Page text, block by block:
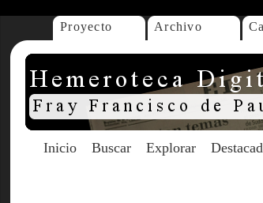
Proyecto Archivo
Inicio Buscar Explorar